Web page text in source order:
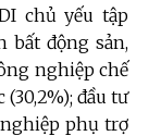
chủ yếu tập
bất động sản,
nghiệp chế
(30,2%); đầu tư
phụ trợ